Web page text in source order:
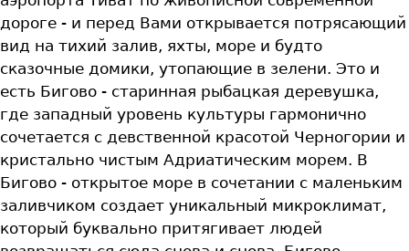
дороге - и перед Вами открывается потрясающий
вид на тихий залив, яхты, море и будто
сказочные домики, утопающие в зелени. Это и
есть Биговo - старинная рыбацкая деревушка,
где западный уровень культуры гармонично
сочетается с девственной красотой Черногории и
кристально чистым Адриатическим морем. В
Биговo - открытое море в сочетании с маленьким
заливчиком создает уникальный микроклимат,
который буквально притягивает людей